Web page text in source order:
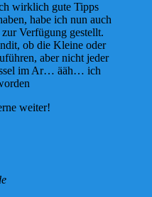
wirklich gute Tipps
habe ich nun auch
Verfügung gestellt.
ob die Kleine oder
aber nicht jeder
im Ar… ääh… ich
weiter!